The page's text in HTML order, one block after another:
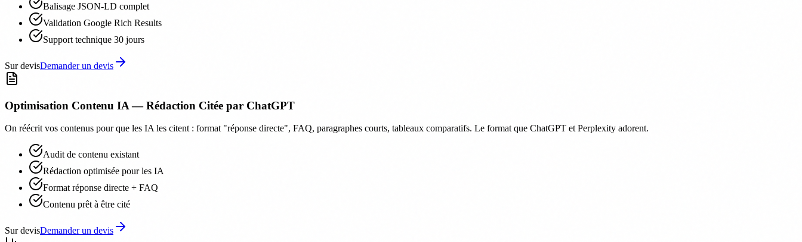
Balisage JSON-LD complet
Validation Google Rich Results
Support technique 30 jours
Sur devisDemander un devis
Optimisation Contenu IA — Rédaction Citée par ChatGPT
On réécrit vos contenus pour que les IA les citent : format "réponse directe", FAQ, paragraphes courts, tableaux comparatifs. Le format que ChatGPT et Perplexity adorent.
Audit de contenu existant
Rédaction optimisée pour les IA
Format réponse directe + FAQ
Contenu prêt à être cité
Sur devisDemander un devis